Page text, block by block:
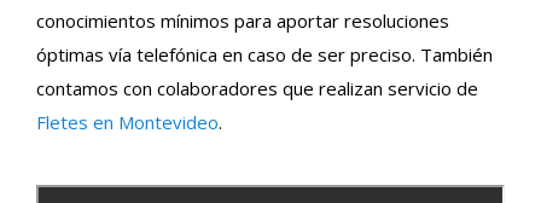
conocimientos mínimos para aportar resoluciones
óptimas vía telefónica en caso de ser preciso. También
contamos con colaboradores que realizan servicio de
Fletes en Montevideo.